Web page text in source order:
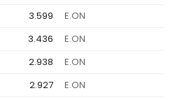
3.599 E.ON
3.436 E.ON
2.938 E.ON
2.927 E.ON